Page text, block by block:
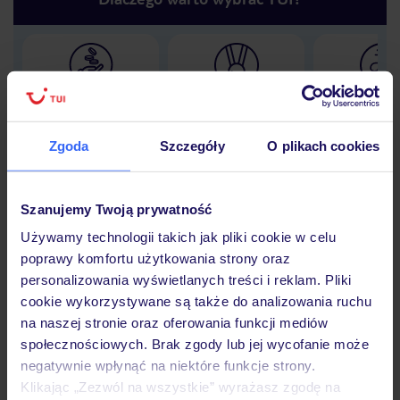
Zgoda Szczegóły O plikach cookies
Szanujemy Twoją prywatność
Używamy technologii takich jak pliki cookie w celu
poprawy komfortu użytkowania strony oraz
personalizowania wyświetlanych treści i reklam. Pliki
cookie wykorzystywane są także do analizowania ruchu
na naszej stronie oraz oferowania funkcji mediów
społecznościowych. Brak zgody lub jej wycofanie może
negatywnie wpłynąć na niektóre funkcje strony.
Klikając „Zezwól na wszystkie” wyrażasz zgodę na
Lider niskich cen 30 lat w
Hotel
Opinie
Pokoje